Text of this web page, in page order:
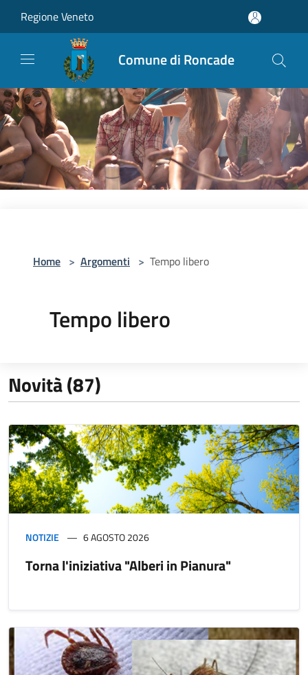
Regione Veneto
Comune di Roncade
Home > Argomenti > Tempo libero
Tempo libero
Novità (87)
NOTIZIE 6 AGOSTO 2026
Torna l'iniziativa "Alberi in Pianura"